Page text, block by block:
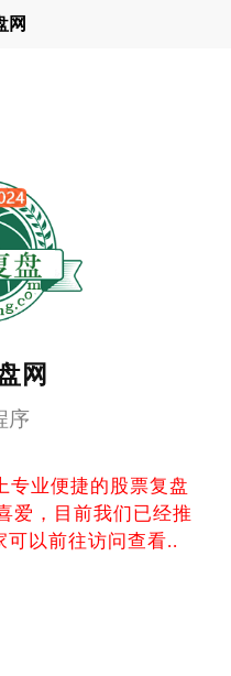
网
网
序
专业便捷的股票复盘
爱，目前我们已经推
可以前往访问查看..